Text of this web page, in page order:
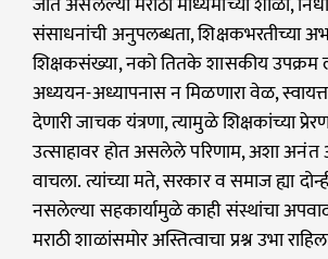
संसाधनांची अनुपलब्धता, शिक्षकभरतीच्या
शिक्षकसंख्या, नको तितके शासकीय उपक्रम
अध्ययन-अध्यापनास न मिळणारा वेळ,
देणारी जाचक यंत्रणा, त्यामुळे शिक्षकांच्या
उत्साहावर होत असलेले परिणाम, अशा अनंत
वाचला. त्यांच्या मते, सरकार व समाज ह्या
नसलेल्या सहकार्यामुळे काही संस्थांचा
मराठी शाळांसमोर अस्तित्वाचा प्रश्न उभा